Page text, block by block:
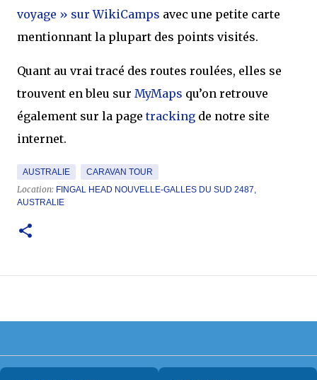
voyage » sur WikiCamps avec une petite carte
mentionnant la plupart des points visités.
Quant au vrai tracé des routes roulées, elles se
trouvent en bleu sur MyMaps qu’on retrouve
également sur la pagetracking de notre site
internet.
AUSTRALIE CARAVAN TOUR
Location: FINGAL HEAD NOUVELLE-GALLES DU SUD 2487,
AUSTRALIE